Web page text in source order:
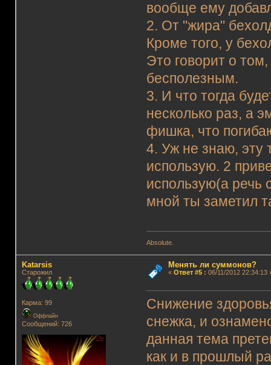
вообще ему
2. От "жира"
Кроме того, у
Это говорит о
бесполезным.
3. И что тогда
несколько раз, а
фишка, что
4. Уж не знаю, эту
использую. 2
использую(а речь
мной ты заметил
Absolute.
Katarsis
Старожил
Карма: 99
Оффлайн
Сообщений: 726
Менять ли суммонов?
« Ответ #5: 06/11/2012 22:34:13
Снижение
снежка, и
данная тема
как и в прошлый